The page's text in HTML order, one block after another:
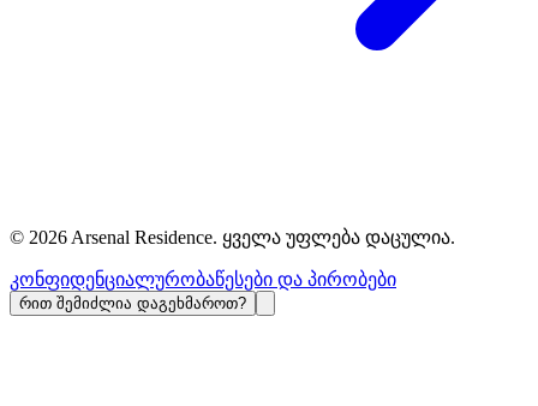
© 2026 Arsenal Residence. ყველა უფლება დაცულია.
კონფიდენციალურობაწესები და პირობები
რით შემიძლია დაგეხმაროთ?